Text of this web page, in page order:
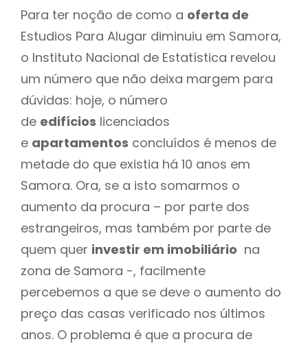
Para ter noção de como a oferta de
Estudios Para Alugar diminuiu em Samora,
o Instituto Nacional de Estatística revelou
um número que não deixa margem para
dúvidas: hoje, o número
de edifícios licenciados
e apartamentos concluídos é menos de
metade do que existia há 10 anos em
Samora. Ora, se a isto somarmos o
aumento da procura – por parte dos
estrangeiros, mas também por parte de
quem quer investir em imobiliário na
zona de Samora -, facilmente
percebemos a que se deve o aumento do
preço das casas verificado nos últimos
anos. O problema é que a procura de